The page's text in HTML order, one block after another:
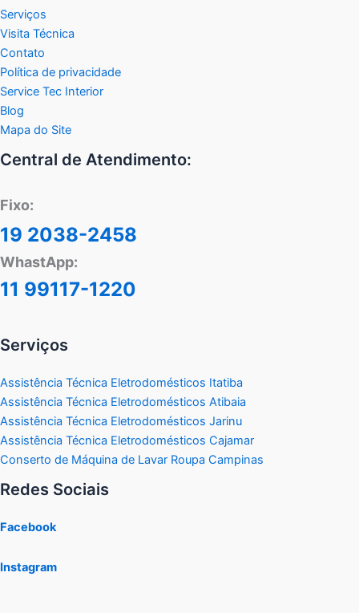
Serviços
Visita Técnica
Contato
Política de privacidade
Service Tec Interior
Blog
Mapa do Site
Central de Atendimento:
Fixo:
19 2038-2458
WhastApp:
11 99117-1220
Serviços
Assistência Técnica Eletrodomésticos Itatiba
Assistência Técnica Eletrodomésticos Atibaia
Assistência Técnica Eletrodomésticos Jarinu
Assistência Técnica Eletrodomésticos Cajamar
Conserto de Máquina de Lavar Roupa Campinas
Redes Sociais
Facebook
Instagram